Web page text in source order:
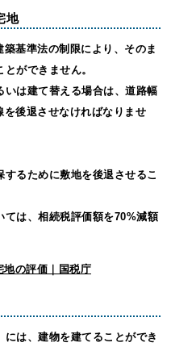
地
基準法の制限により、そのま
ができません。
は建て替える場合は、道路幅
後退させなければなりませ
るために敷地を後退させるこ
ては、相続税評価額を70%減額
の評価｜国税庁
は、建物を建てることができ